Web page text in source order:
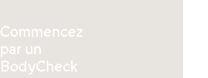
Commencez
par un
BodyCheck